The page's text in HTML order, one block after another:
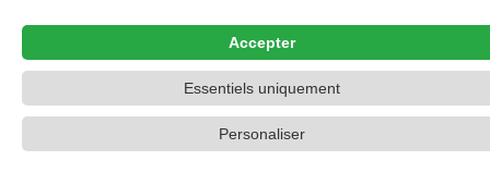
Aide
2015-2026
Accepter
Essentiels uniquement
Personaliser